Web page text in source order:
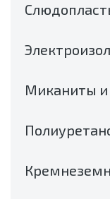
Миканиты и